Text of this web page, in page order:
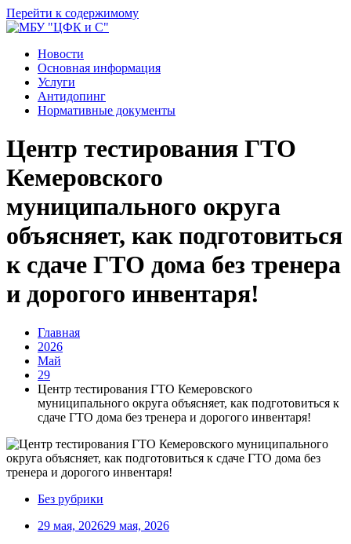
Перейти к содержимому
Новости
Основная информация
Услуги
Антидопинг
Нормативные документы
Центр тестирования ГТО
Кемеровского
муниципального округа
объясняет, как подготовиться
к сдаче ГТО дома без тренера
и дорогого инвентаря!
Главная
2026
Май
29
Центр тестирования ГТО Кемеровского
муниципального округа объясняет, как подготовиться к
сдаче ГТО дома без тренера и дорогого инвентаря!
Без рубрики
29 мая, 202629 мая, 2026